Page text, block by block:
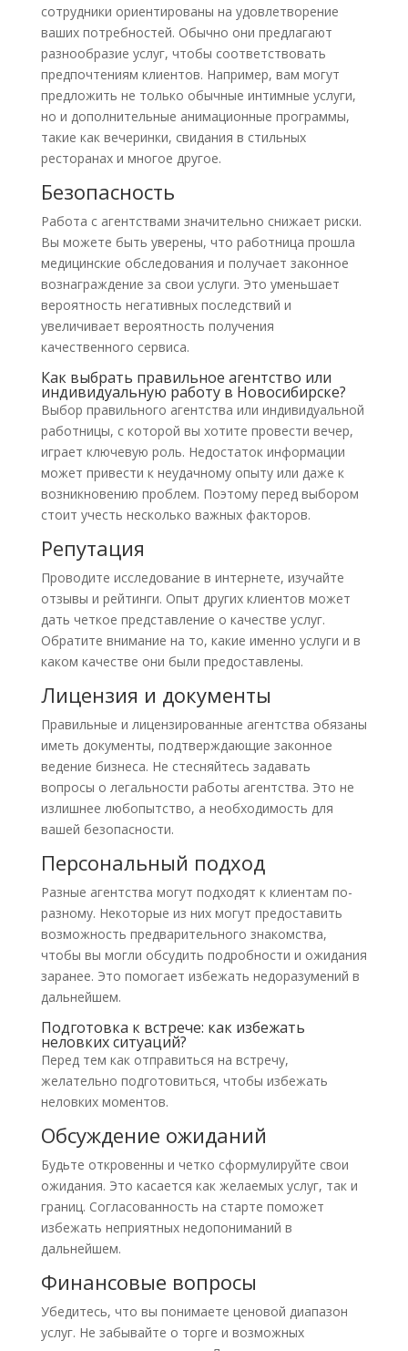
сотрудники ориентированы на удовлетворение
ваших потребностей. Обычно они предлагают
разнообразие услуг, чтобы соответствовать
предпочтениям клиентов. Например, вам могут
предложить не только обычные интимные услуги,
но и дополнительные анимационные программы,
такие как вечеринки, свидания в стильных
ресторанах и многое другое.
Безопасность
Работа с агентствами значительно снижает риски.
Вы можете быть уверены, что работница прошла
медицинские обследования и получает законное
вознаграждение за свои услуги. Это уменьшает
вероятность негативных последствий и
увеличивает вероятность получения
качественного сервиса.
Как выбрать правильное агентство или
индивидуальную работу в Новосибирске?
Выбор правильного агентства или индивидуальной
работницы, с которой вы хотите провести вечер,
играет ключевую роль. Недостаток информации
может привести к неудачному опыту или даже к
возникновению проблем. Поэтому перед выбором
стоит учесть несколько важных факторов.
Репутация
Проводите исследование в интернете, изучайте
отзывы и рейтинги. Опыт других клиентов может
дать четкое представление о качестве услуг.
Обратите внимание на то, какие именно услуги и в
каком качестве они были предоставлены.
Лицензия и документы
Правильные и лицензированные агентства обязаны
иметь документы, подтверждающие законное
ведение бизнеса. Не стесняйтесь задавать
вопросы о легальности работы агентства. Это не
излишнее любопытство, а необходимость для
вашей безопасности.
Персональный подход
Разные агентства могут подходят к клиентам по-
разному. Некоторые из них могут предоставить
возможность предварительного знакомства,
чтобы вы могли обсудить подробности и ожидания
заранее. Это помогает избежать недоразумений в
дальнейшем.
Подготовка к встрече: как избежать
неловких ситуаций?
Перед тем как отправиться на встречу,
желательно подготовиться, чтобы избежать
неловких моментов.
Обсуждение ожиданий
Будьте откровенны и четко сформулируйте свои
ожидания. Это касается как желаемых услуг, так и
границ. Согласованность на старте поможет
избежать неприятных недопониманий в
дальнейшем.
Финансовые вопросы
Убедитесь, что вы понимаете ценовой диапазон
услуг. Не забывайте о торге и возможных